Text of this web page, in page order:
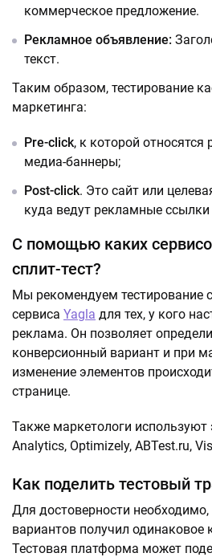
коммерческое предложение.
Рекламное объявление:
текст.
Таким образом, тестирование
маркетинга:
Pre-click, к которой
медиа-баннеры;
Post-click. Это сайт или
куда ведут рекламные ссылки
С помощью каких
сплит-тест?
Мы рекомендуем
сервиса Yagla для тех, у кого
реклама. Он позволяет
конверсионный вариант и при
изменение элементов
странице.
Также маркетологи
Analytics, Optimizely, ABTest.ru,
Как поделить тестовый
Для достоверности
вариантов получил одинаковое
Тестовая платформа может